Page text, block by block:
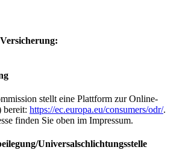
stellt eine Plattform zur Online-
bereit: https://ec.europa.eu/consumers/odr/.
finden Sie oben im Impressum.
Universal­schlichtungs­stelle